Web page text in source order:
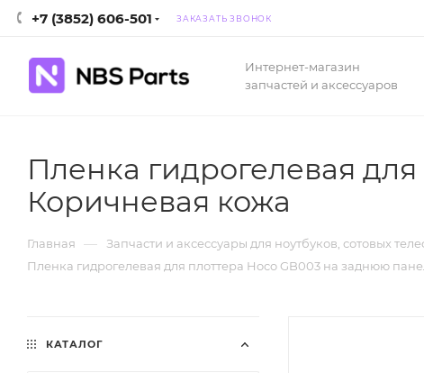
+7 (3852) 606-501 ЗАКАЗАТЬ ЗВОНОК
Интернет-магазин
запчастей и аксессуаров
Пленка гидрогелевая
Коричневая кожа
Главная — Запчасти и аксессуары для ноутбуков, сотовых
Пленка гидрогелевая для плоттера Hoco GB003 на заднюю
КАТАЛОГ